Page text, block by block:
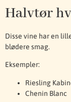
Halvtør
Disse vine har en
blødere smag.
Eksempler:
Riesling
Chenin Blanc